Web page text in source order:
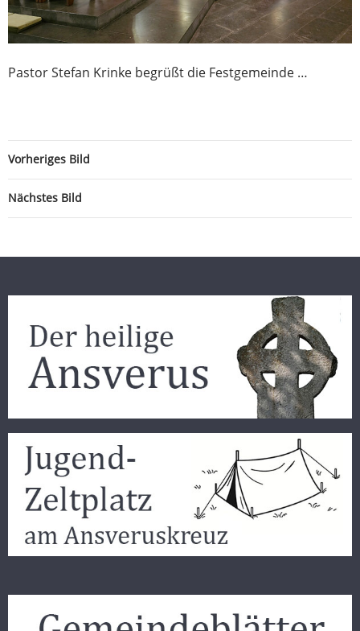
Pastor Stefan Krinke begrüßt die Festgemeinde …
Vorheriges Bild
Nächstes Bild